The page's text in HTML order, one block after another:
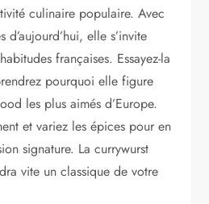
culinaire populaire. Avec
d’aujourd’hui, elle s’invite
françaises. Essayez-la
pourquoi elle figure
les plus aimés d’Europe.
et variez les épices pour en
signature. La currywurst
vite un classique de votre